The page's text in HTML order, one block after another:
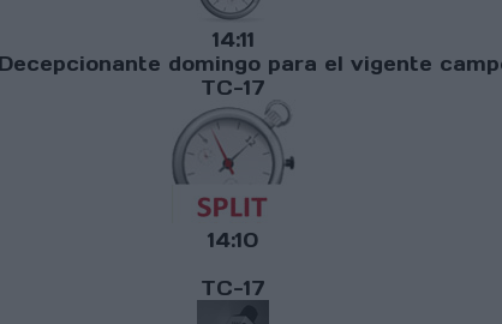
14:11
domingo para el vigente
TC-17
14:10
TC-17